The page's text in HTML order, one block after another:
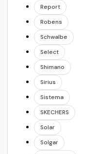
Report
Robens
Schwalbe
Select
Shimano
Sirius
Sistema
SKECHERS
Solar
Solgar